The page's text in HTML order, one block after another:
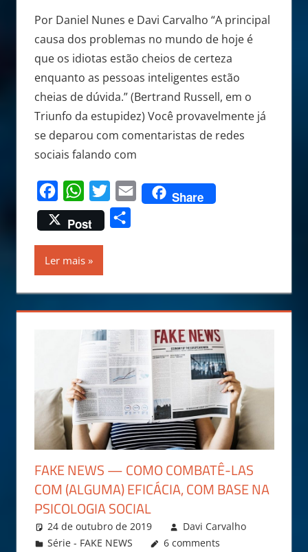
Por Daniel Nunes e Davi Carvalho “A principal
causa dos problemas no mundo de hoje é
que os idiotas estão cheios de certeza
enquanto as pessoas inteligentes estão
cheias de dúvida.” (Bertrand Russell, em o
Triunfo da estupidez) Você provavelmente já
se deparou com comentaristas de redes
sociais falando com
FacebookWhatsApp
TwitterEmail Share
Post
Ler mais
FAKE NEWS — COMO COMBATÊ-LAS
COM (ALGUMA) EFICÁCIA, COM BASE NA
PSICOLOGIA SOCIAL
24 de outubro de 2019
Davi Carvalho
Série - FAKE NEWS
6 comments